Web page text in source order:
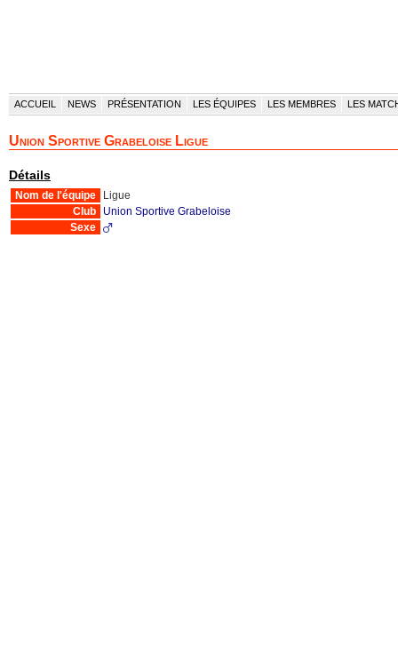
ACCUEIL NEWS PRÉSENTATION LES ÉQUIPES LES MEMBRES LES
Union Sportive Grabeloise Ligue
Détails
Nom de l'équipe
Ligue
Club
Union Sportive Grabeloise
Sexe